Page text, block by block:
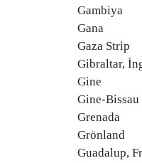
Gambiya
Gana
Gaza Strip
Gibraltar,
Gine
Gine-Bissau
Grenada
Grönland
Guadalup,